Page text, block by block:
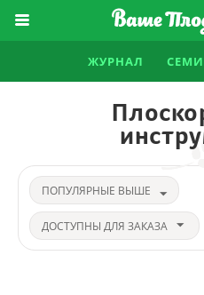
ЖУРНАЛ
ДОСТУПНЫ ДЛЯ ЗАКАЗА
ПОПУЛЯРНЫЕ ВЫШЕ